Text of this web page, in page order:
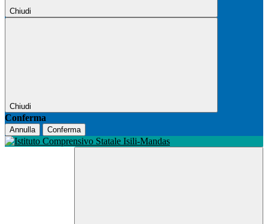
Chiudi
Chiudi
Conferma
Annulla Conferma